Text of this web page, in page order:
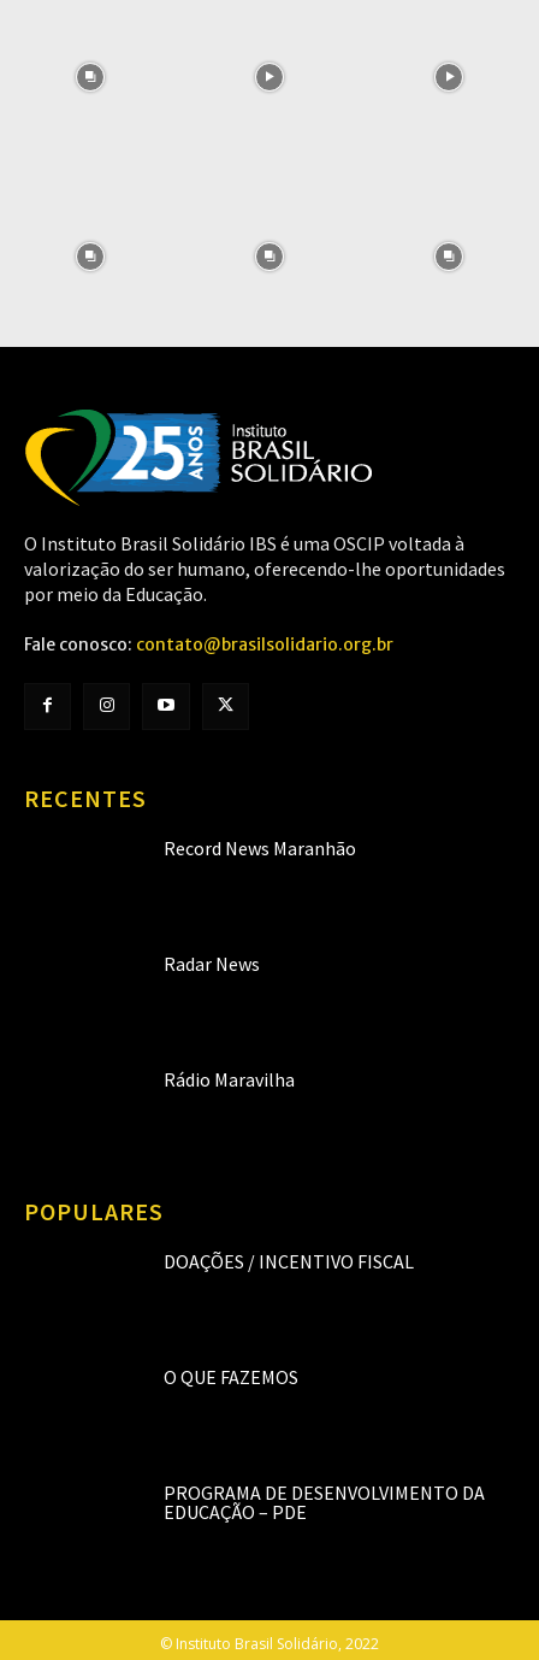
O Instituto Brasil Solidário IBS é uma OSCIP voltada à
valorização do ser humano, oferecendo-lhe oportunidades
por meio da Educação.
Fale conosco: contato@brasilsolidario.org.br
RECENTES
Record News Maranhão
Radar News
Rádio Maravilha
POPULARES
DOAÇÕES / INCENTIVO FISCAL
O QUE FAZEMOS
PROGRAMA DE DESENVOLVIMENTO DA
EDUCAÇÃO – PDE
© Instituto Brasil Solidário, 2022